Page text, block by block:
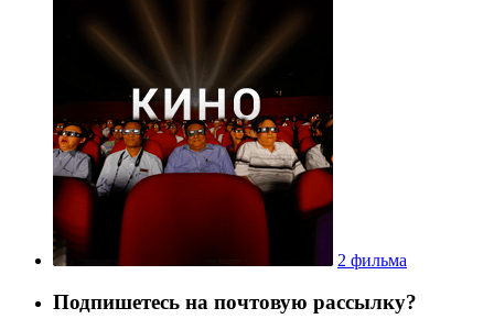
2 фильма
Подпишетесь на почтовую рассылку?